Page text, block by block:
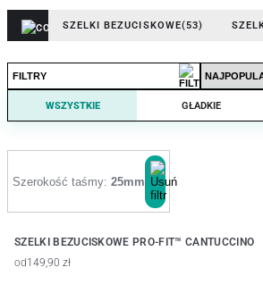
SZELKI BEZUCISKOWE(53)
FILTRY
WSZYSTKIE GŁADKIE
Szerokość taśmy: 25mm
SZELKI BEZUCISKOWE PRO-FIT™ CANTUCCINO
od149,90 zł